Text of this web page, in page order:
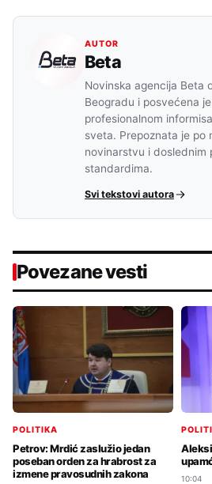
AUTOR
Beta
Novinska agencija Beta
Beogradu i posvećena
profesionalnom
sveta. Prepoznata je po
novinarstvu i doslednim
standardima.
Svi tekstovi autora
Povezane vesti
POLITIKA
Petrov: Mrdić zaslužio jedan
poseban orden za hrabrost za
izmene pravosudnih zakona
10:04